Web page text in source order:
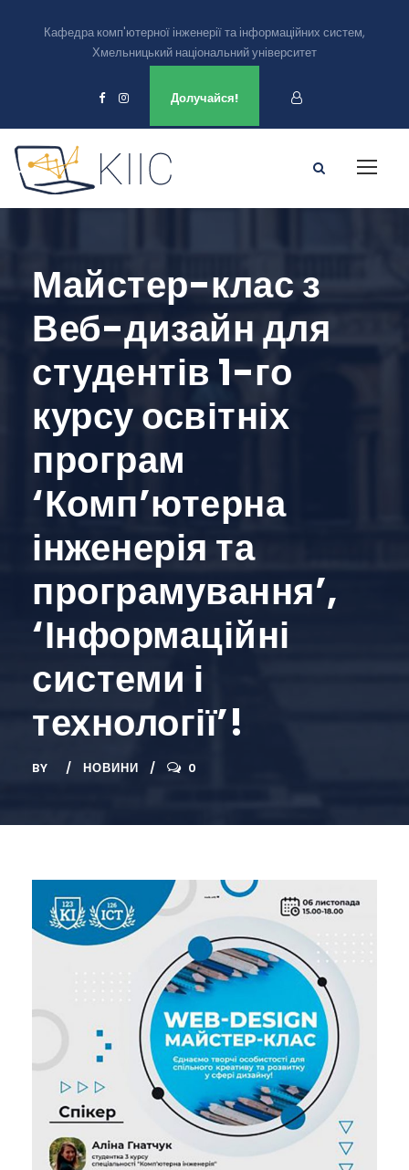
Кафедра комп'ютерної інженерії та інформаційних систем,
Хмельницький національний університет
Долучайся!
Майстер-клас з
Веб-дизайн для
студентів 1-го
курсу освітніх
програм
‘Комп’ютерна
інженерія та
програмування’,
‘Інформаційні
системи і
технології’!
BY НОВИНИ 0